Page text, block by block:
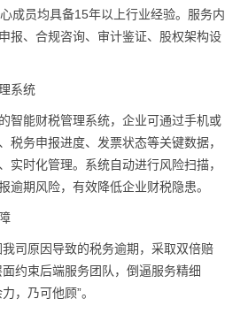
成员均具备15年以上行业经验。服务内
报、合规咨询、审计鉴证、股权架构设
系统
智能财税管理系统，企业可通过手机或
税务申报进度、发票状态等关键数据，
实时化管理。系统自动进行风险扫描，
逾期风险，有效降低企业财税隐患。
司原因导致的税务逾期，采取双倍赔
约束后端服务团队，倒逼服务精细
，乃可他顾”。